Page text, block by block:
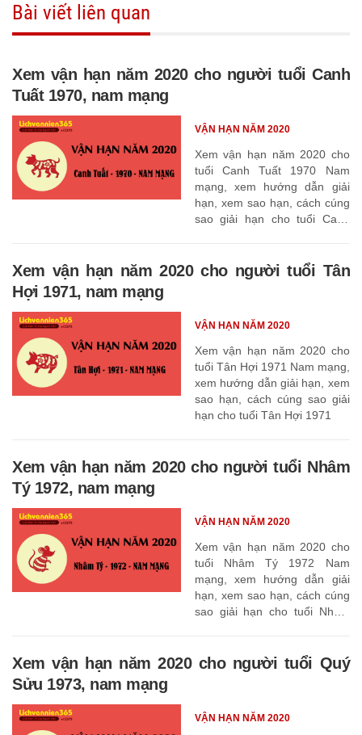
Bài viết liên quan
Xem vận hạn năm 2020 cho người tuổi Canh
Tuất 1970, nam mạng
Xem vận hạn năm 2020 cho
tuổi Canh Tuất 1970 Nam
mạng, xem hướng dẫn giải
hạn, xem sao hạn, cách cúng
sao giải hạn cho tuổi Canh
VẬN HẠN NĂM 2020
Xem vận hạn năm 2020 cho người tuổi Tân
Hợi 1971, nam mạng
Xem vận hạn năm 2020 cho
tuổi Tân Hợi 1971 Nam mạng,
xem hướng dẫn giải hạn, xem
sao hạn, cách cúng sao giải
hạn cho tuổi Tân Hợi 1971
VẬN HẠN NĂM 2020
Xem vận hạn năm 2020 cho người tuổi Nhâm
Tý 1972, nam mạng
Xem vận hạn năm 2020 cho
tuổi Nhâm Tý 1972 Nam
mạng, xem hướng dẫn giải
hạn, xem sao hạn, cách cúng
sao giải hạn cho tuổi Nhâm
VẬN HẠN NĂM 2020
Xem vận hạn năm 2020 cho người tuổi Quý
Sửu 1973, nam mạng
VẬN HẠN NĂM 2020